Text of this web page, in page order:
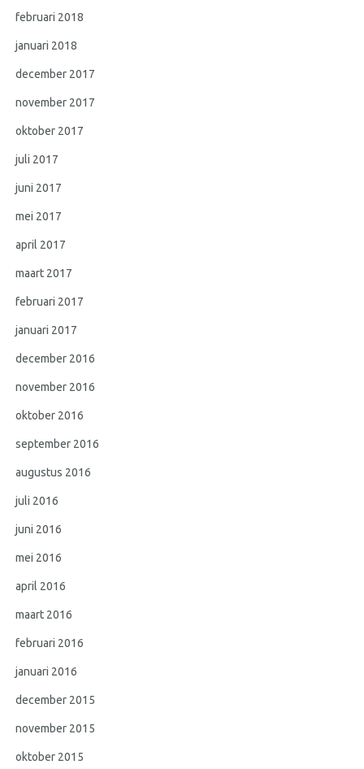
februari 2018
januari 2018
december 2017
november 2017
oktober 2017
juli 2017
juni 2017
mei 2017
april 2017
maart 2017
februari 2017
januari 2017
december 2016
november 2016
oktober 2016
september 2016
augustus 2016
juli 2016
juni 2016
mei 2016
april 2016
maart 2016
februari 2016
januari 2016
december 2015
november 2015
oktober 2015